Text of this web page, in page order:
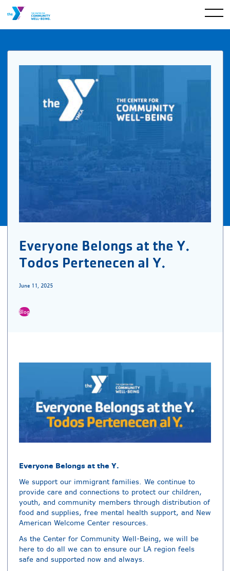
Everyone Belongs at the Y.
Todos Pertenecen al Y.
June 11, 2025
Blog
Everyone Belongs at the Y.
We support our immigrant families. We continue to
provide care and connections to protect our children,
youth, and community members through distribution of
food and supplies, free mental health support, and New
American Welcome Center resources.
As the Center for Community Well-Being, we will be
here to do all we can to ensure our LA region feels
safe and supported now and always.